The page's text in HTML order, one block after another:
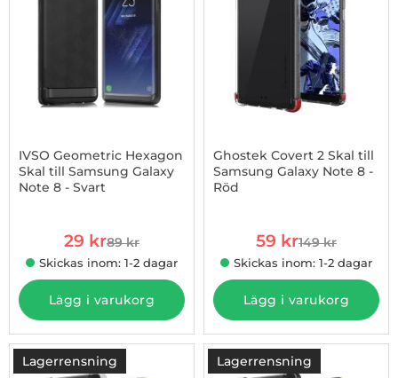
IVSO Geometric Hexagon
Skal till Samsung Galaxy
Note 8 - Svart
rea pris
29 krtidigare pris
89 kr
Skickas inom: 1-2 dagar
Lägg i varukorg
Ghostek Covert 2 Skal till
Samsung Galaxy Note 8 -
Röd
rea pris
59 krtidigare pris
149 kr
Skickas inom: 1-2 dagar
Lägg i varukorg
Lagerrensning
-60%
Lagerrensning